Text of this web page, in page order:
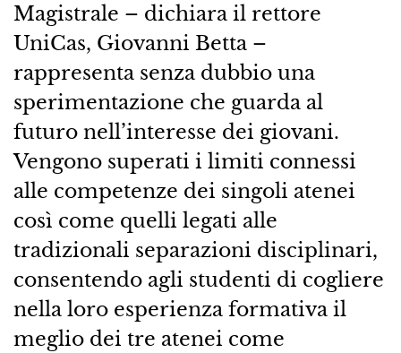
Magistrale – dichiara il rettore
UniCas, Giovanni Betta –
rappresenta senza dubbio una
sperimentazione che guarda al
futuro nell’interesse dei giovani.
Vengono superati i limiti connessi
alle competenze dei singoli atenei
così come quelli legati alle
tradizionali separazioni disciplinari,
consentendo agli studenti di cogliere
nella loro esperienza formativa il
meglio dei tre atenei come